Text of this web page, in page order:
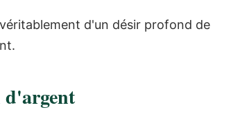
d'un désir profond de
d'argent